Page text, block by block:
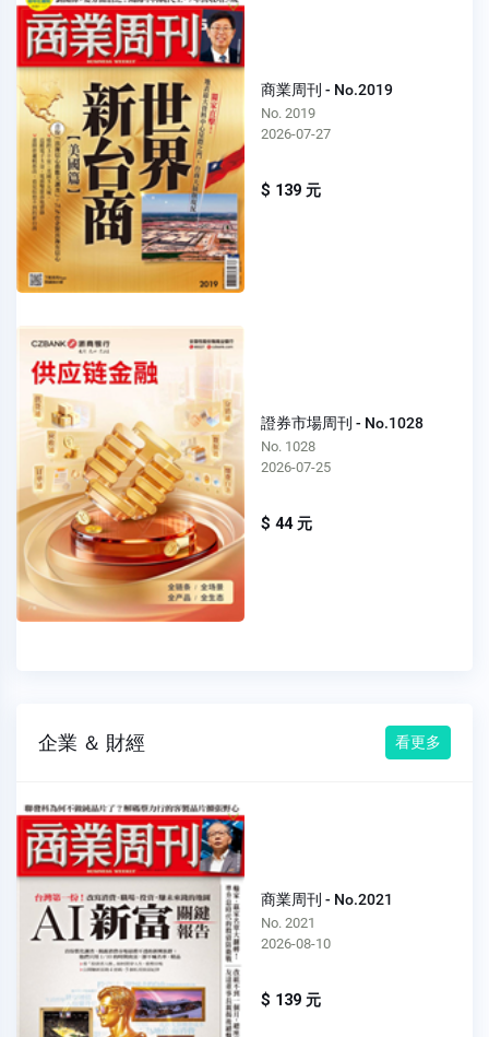
商業周刊 - No.2019
No. 2019
2026-07-27
$ 139 元
證券市場周刊 - No.1028
No. 1028
2026-07-25
$ 44 元
企業 ＆ 財經 看更多
商業周刊 - No.2021
No. 2021
2026-08-10
$ 139 元